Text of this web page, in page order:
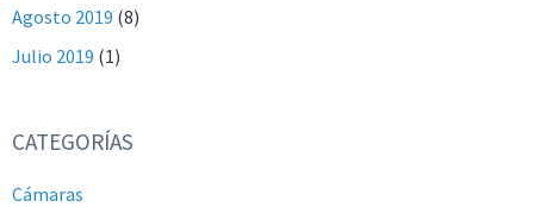
Agosto 2019 (8)
Julio 2019 (1)
CATEGORÍAS
Cámaras